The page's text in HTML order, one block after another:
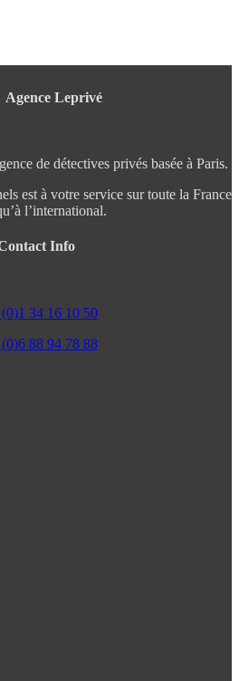
Agence Leprivé
de détectives privés basée à Paris.
est à votre service sur toute la France
l’international.
Info
34 16 10 50
88 94 78 88